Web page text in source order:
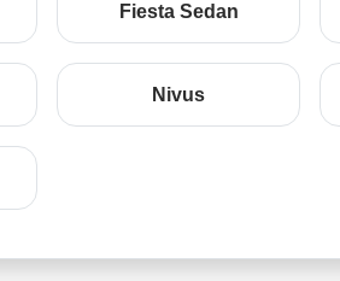
Fiesta Sedan
Nivus